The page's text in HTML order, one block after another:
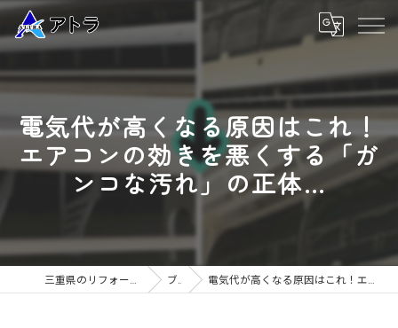
電気代が高くなる原因はこれ！
エアコンの効きを悪くする「ガ
ンコな汚れ」の正体…
三重県のリフォームなら高品質な工事のアトラ ブログ 電気代が高くなる原因はこれ！エアコンの効きを悪くする「ガンコな汚れ」の正体…